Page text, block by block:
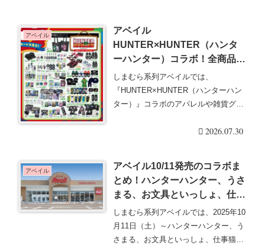
アベイル
アベイル
HUNTER×HUNTER（ハンタ
ーハンター）コラボ！全商品・
最新の発売日・種類・品番・オ
ンライン・再販まとめ！夏アパ
レル、雑貨やインテリアが
しまむら系列アベイルでは、
『HUNTER×HUNTER（ハンターハン
ター）』コラボのアパレルや雑貨グッ
2026.07.30
アベイル
アベイル10/11発売のコラボま
とめ！ハンターハンター、うさ
まる、お文具といっしょ、仕事
猫、ニャンコ先生、こびとづか
ん、フリーレン、ダンジョン
飯、仮面ライダー、ブルーロッ
しまむら系列アベイルでは、2025年10
月11日（土）～ハンターハンター、う
さまる、お文具といっしょ、仕事猫、